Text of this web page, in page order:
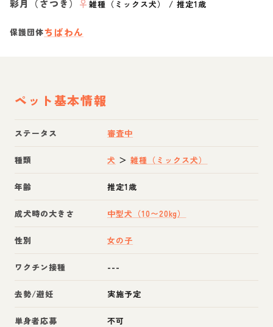
彩月（さつき） ♀ 雑種（ミックス犬） /推定1歳
保護団体ちばわん
ペット基本情報
ステータス 審査中
種類 犬 ＞雑種（ミックス犬）
年齢 推定1歳
成犬時の大きさ 中型犬（10〜20kg）
性別 女の子
ワクチン接種 ---
去勢/避妊 実施予定
単身者応募 不可